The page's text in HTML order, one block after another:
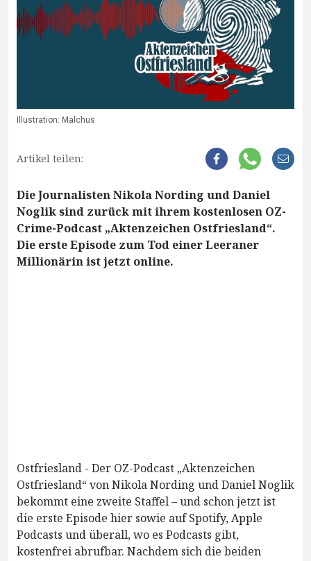
Illustration: Malchus
Artikel teilen:
Die Journalisten Nikola Nording und Daniel
Noglik sind zurück mit ihrem kostenlosen OZ-
Crime-Podcast „Aktenzeichen Ostfriesland“.
Die erste Episode zum Tod einer Leeraner
Millionärin ist jetzt online.
Ostfriesland - Der OZ-Podcast „Aktenzeichen
Ostfriesland“ von Nikola Nording und Daniel Noglik
bekommt eine zweite Staffel – und schon jetzt ist
die erste Episode hier sowie auf Spotify, Apple
Podcasts und überall, wo es Podcasts gibt,
kostenfrei abrufbar. Nachdem sich die beiden